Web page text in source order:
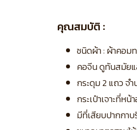
คุณสมบัติ :
ชนิดผ้า : ผ้าคอม
คอจีน ดูทันสมัยแ
กระดุม 2 แถว จ
กระเป๋าเจาะที่ห
มีที่เสียบปากกาบ